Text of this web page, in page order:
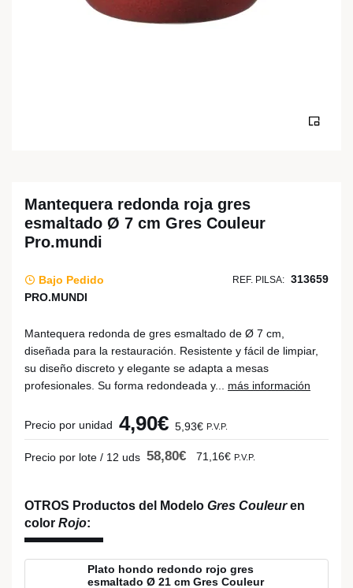
Mantequera redonda roja gres
esmaltado Ø 7 cm Gres Couleur
Pro.mundi
Bajo Pedido REF. PILSA: 313659
PRO.MUNDI
Mantequera redonda de gres esmaltado de Ø 7 cm,
diseñada para la restauración. Resistente y fácil de limpiar,
su diseño discreto y elegante se adapta a mesas
profesionales. Su forma redondeada y... más información
Precio por unidad 4,90€ 5,93€ P.V.P.
Precio por lote / 12 uds 58,80€ 71,16€ P.V.P.
OTROS Productos del Modelo Gres Couleuren
color Rojo:
Plato hondo redondo rojo gres
esmaltado Ø 21 cm Gres Couleur